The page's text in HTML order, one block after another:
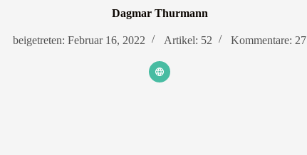
Dagmar Thurmann
beigetreten: Februar 16, 2022 Artikel: 52 Kommentare: 27